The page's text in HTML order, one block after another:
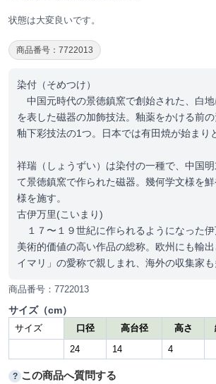
状態は大変良いです。
商品番号：7722013
染付（そめつけ）
中国元時代の景徳鎮窯で創始された、白
を表した磁器の加飾技法。釉薬をかける前の
釉下彩技法の1つ。日本では有田焼が始まり
祥瑞（しょうずい）は染付の一種で、中国
て景徳鎮窯で作られた磁器。幾何学文様を
様を施す。
古伊万里(こいまり)
１７〜１９世紀に作られるようになった
美術的価値の高い作品の総称。欧州にも輸出
イマリ」の愛称で親しまれ、海外の収集家も
商品番号：7722013
サイズ（cm）
サイズ 口径 高台径 高さ
24
14 4
? この商品へ質問する